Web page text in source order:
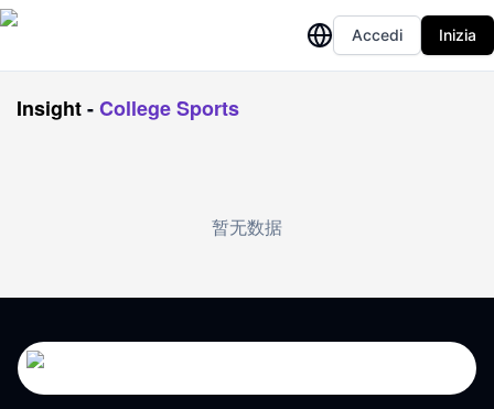
Accedi Inizia
Insight-College Sports
暂无数据